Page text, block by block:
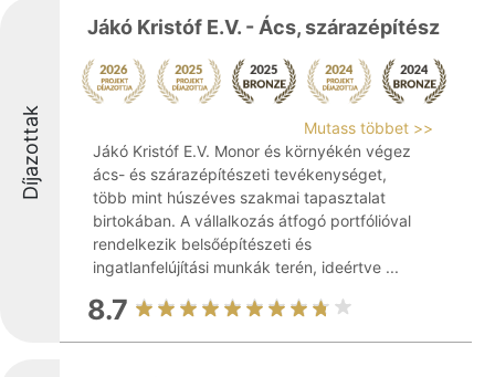
Díjazottak
Jákó Kristóf E.V. - Ács, szárazépítész
Mutass többet >>
Jákó Kristóf E.V. Monor és környékén végez
ács- és szárazépítészeti tevékenységet,
több mint húszéves szakmai tapasztalat
birtokában. A vállalkozás átfogó portfólióval
rendelkezik belsőépítészeti és
ingatlanfelújítási munkák terén, ideértve ...
8.7